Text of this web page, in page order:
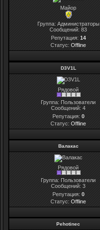
Майор
Группа: Администраторы
Сообщений:83
Репутация: 14
Статус:Offline
D3V1L
Рядовой
Группа: Пользователи
Сообщений:4
Репутация: 0
Статус:Offline
Валакас
Рядовой
Группа: Пользователи
Сообщений:3
Репутация: 0
Статус:Offline
Pehotinec